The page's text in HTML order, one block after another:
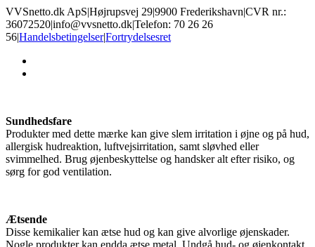
VVSnetto.dk ApS|Højrupsvej 29|9900 Frederikshavn|CVR nr.:
36072520|info@vvsnetto.dk|Telefon: 70 26 26
56|Handelsbetingelser|Fortrydelsesret
Sundhedsfare
Produkter med dette mærke kan give slem irritation i øjne og på hud,
allergisk hudreaktion, luftvejsirritation, samt sløvhed eller
svimmelhed. Brug øjenbeskyttelse og handsker alt efter risiko, og
sørg for god ventilation.
Ætsende
Disse kemikalier kan ætse hud og kan give alvorlige øjenskader.
Nogle produkter kan endda ætse metal. Undgå hud- og øjenkontakt